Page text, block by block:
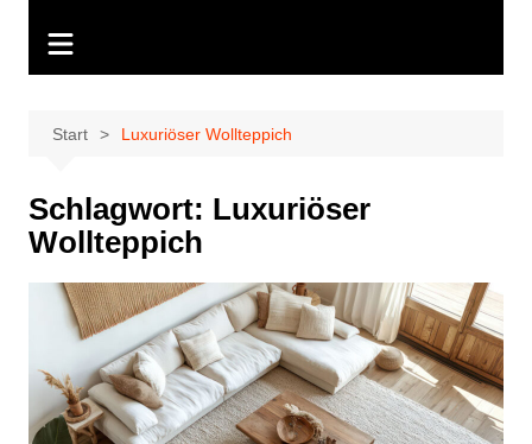
Start Luxuriöser Wollteppich
Schlagwort: Luxuriöser
Wollteppich